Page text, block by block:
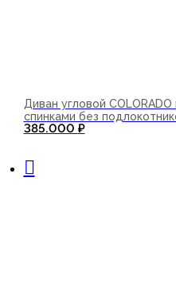
Диван угловой
спинками без
385.000 ₽